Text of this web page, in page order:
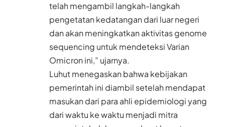
telah mengambil langkah-langkah
pengetatan kedatangan dari luar negeri
dan akan meningkatkan aktivitas genome
sequencing untuk mendeteksi Varian
Omicron ini,” ujarnya.
Luhut menegaskan bahwa kebijakan
pemerintah ini diambil setelah mendapat
masukan dari para ahli epidemiologi yang
dari waktu ke waktu menjadi mitra